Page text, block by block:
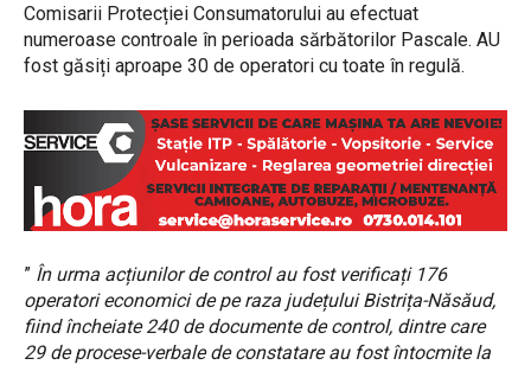
Comisarii Protecției Consumatorului au efectuat
numeroase controale în perioada sărbătorilor Pascale. AU
fost găsiți aproape 30 de operatori cu toate în regulă.
” În urma acțiunilor de control au fost verificați 176
operatori economici de pe raza județului Bistrița-Năsăud,
fiind încheiate 240 de documente de control, dintre care
29 de procese-verbale de constatare au fost întocmite la